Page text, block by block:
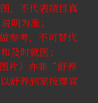
，不代表项目真
明为准；
参考，不可替代
及时就医；
片）亦非“舒养
舒养到家按摩官